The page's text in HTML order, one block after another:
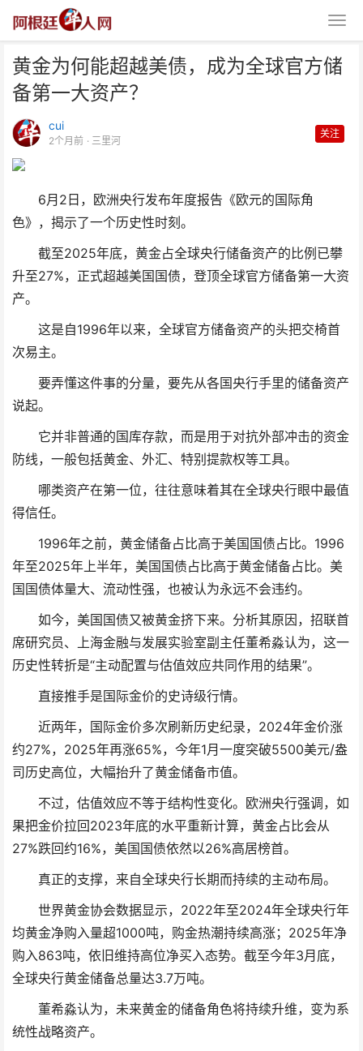
黄金为何能超越美债，成为全球官方储
备第一大资产？
cui
2个月前 · 三里河
关注
6月2日，欧洲央行发布年度报告《欧元的国际角
色》，揭示了一个历史性时刻。
截至2025年底，黄金占全球央行储备资产的比例已攀
升至27%，正式超越美国国债，登顶全球官方储备第一大资
产。
这是自1996年以来，全球官方储备资产的头把交椅首
次易主。
要弄懂这件事的分量，要先从各国央行手里的储备资产
说起。
它并非普通的国库存款，而是用于对抗外部冲击的资金
防线，一般包括黄金、外汇、特别提款权等工具。
哪类资产在第一位，往往意味着其在全球央行眼中最值
得信任。
1996年之前，黄金储备占比高于美国国债占比。1996
年至2025年上半年，美国国债占比高于黄金储备占比。美
国国债体量大、流动性强，也被认为永远不会违约。
如今，美国国债又被黄金挤下来。分析其原因，招联首
席研究员、上海金融与发展实验室副主任董希淼认为，这一
历史性转折是“主动配置与估值效应共同作用的结果”。
直接推手是国际金价的史诗级行情。
近两年，国际金价多次刷新历史纪录，2024年金价涨
约27%，2025年再涨65%，今年1月一度突破5500美元/盎
司历史高位，大幅抬升了黄金储备市值。
不过，估值效应不等于结构性变化。欧洲央行强调，如
果把金价拉回2023年底的水平重新计算，黄金占比会从
27%跌回约16%，美国国债依然以26%高居榜首。
真正的支撑，来自全球央行长期而持续的主动布局。
世界黄金协会数据显示，2022年至2024年全球央行年
均黄金净购入量超1000吨，购金热潮持续高涨；2025年净
购入863吨，依旧维持高位净买入态势。截至今年3月底，
全球央行黄金储备总量达3.7万吨。
董希淼认为，未来黄金的储备角色将持续升维，变为系
统性战略资产。
方储备第一大资产？